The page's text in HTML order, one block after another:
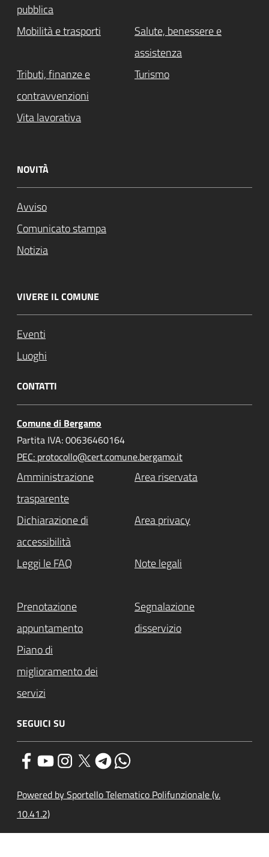
pubblica
Mobilità e trasporti
Salute, benessere e
assistenza
Tributi, finanze e
contravvenzioni
Turismo
Vita lavorativa
NOVITÀ
Avviso
Comunicato stampa
Notizia
VIVERE IL COMUNE
Eventi
Luoghi
CONTATTI
Comune di Bergamo
Partita IVA: 00636460164
PEC: protocollo@cert.comune.bergamo.it
Amministrazione
trasparente
Area riservata
Dichiarazione di
accessibilità
Area privacy
Leggi le FAQ Note legali
Prenotazione
appuntamento
Segnalazione
disservizio
Piano di
miglioramento dei
servizi
SEGUICI SU
Powered by Sportello Telematico Polifunzionale (v.
10.41.2)